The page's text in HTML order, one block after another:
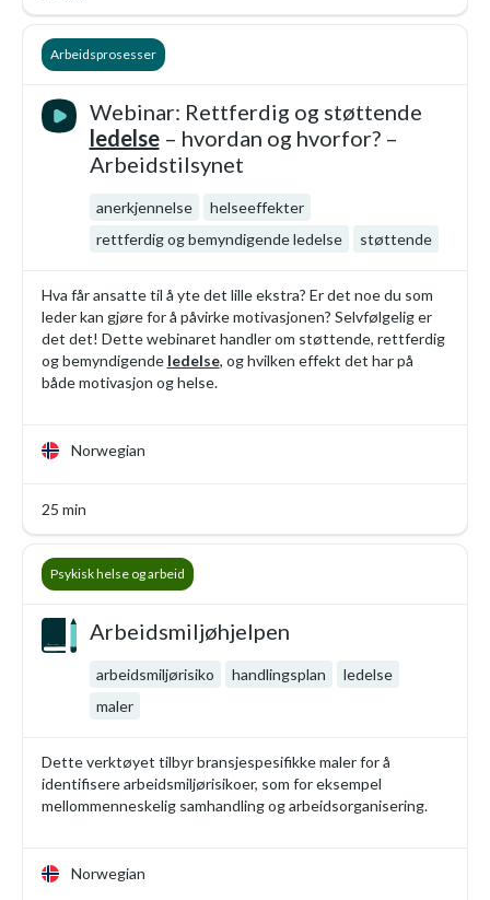
Webinar: Rettferdig og støttende
ledelse– hvordan og hvorfor? –
Arbeidstilsynet
anerkjennelse
helseeffekter
rettferdig og bemyndigende ledelse
støttende
Hva får ansatte til å yte det lille ekstra? Er det noe du som
leder kan gjøre for å påvirke motivasjonen? Selvfølgelig er
det det! Dette webinaret handler om støttende, rettferdig
og bemyndigende ledelse, og hvilken effekt det har på
både motivasjon og helse.
Norwegian
25 min
Arbeidsprosesser
Arbeidsmiljøhjelpen
arbeidsmiljørisiko handlingsplan
ledelse
maler
Dette verktøyet tilbyr bransjespesifikke maler for å
identifisere arbeidsmiljørisikoer, som for eksempel
mellommenneskelig samhandling og arbeidsorganisering.
Norwegian
Psykisk helse og arbeid